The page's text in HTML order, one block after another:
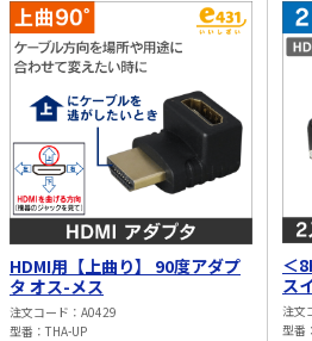
HDMI用【上曲り】 90度アダプ
タ オス-メス
注文コード
A0429
型番
THA-UP
＜
ス
1出
注文
型番